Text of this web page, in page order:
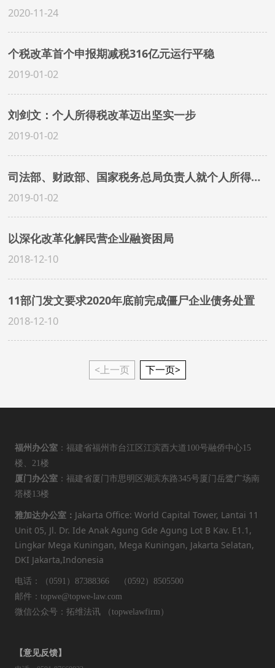
2020-11-24
个税改革首个申报期减税316亿元运行平稳
2019-01-02
刘剑文：个人所得税改革迈出坚实一步
2019-01-02
司法部、财政部、国家税务总局负责人就个人所得税法实施条例修订答记者问：明确政策界限 维护纳税人权益
2019-01-02
以深化改革化解民营企业融资困局
2018-12-10
11部门发文要求2020年底前完成僵尸企业债务处置
2018-12-10
<上一页 下一页>
福州办公室 ：福建省福州市台江区江滨西大道100号融侨中心15
楼、21楼
厦门办公室 ：福建省厦门市思明区湖滨东路345号厦门岳鹭广场南
塔楼13楼
雅加达办公室： Jakarta Office: World Capital Tower, Lantai 11
Unit 05, Jl. Dr. Ide Anak Agung Gde Agung Lot B Kav. E1.1,
Lingkar Mega Kuningan, Mega Kuningan, Jakarta Selatan,
DKI Jakarta,Indonesia
电话：（0591）87388366 （0592）8505500
邮件：topwe@topwe-law.com
微信公众号：拓维法讯 （topwelawfirm）
【意见反馈】